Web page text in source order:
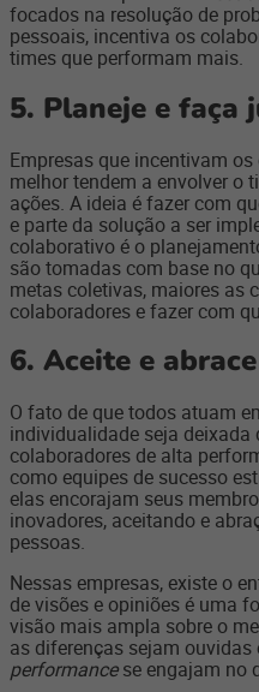
focados na resolução de
pessoais, incentiva os
times que performam mais.
5. Planeje e faça
Empresas que incentivam
melhor tendem a envolver o
ações. A ideia é fazer com
e parte da solução a ser
colaborativo é o
são tomadas com base no
metas coletivas, maiores as
colaboradores e fazer com
6. Aceite e
O fato de que todos atuam
individualidade seja deixada
colaboradores de alta
como equipes de sucesso
elas encorajam seus
inovadores, aceitando e
pessoas.
Nessas empresas, existe o
de visões e opiniões é uma
visão mais ampla sobre o
as diferenças sejam ouvidas
performancese engajam no